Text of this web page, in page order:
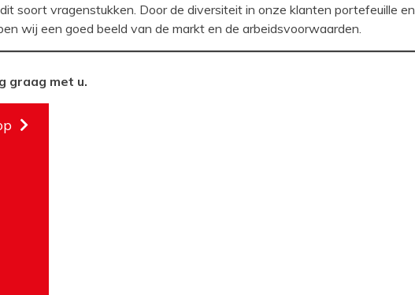
soort vragenstukken. Door de diversiteit in onze klanten portefeuille en
wij een goed beeld van de markt en de arbeidsvoorwaarden.
graag met u.